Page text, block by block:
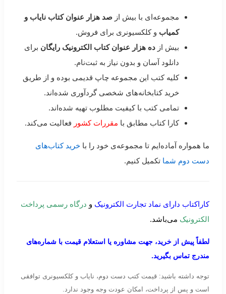
مجموعه‌ای با بیش از صد هزار عنوان کتاب نایاب و
کمیاب و کلکسیونری برای فروش.
بیش از ده هزار عنوان کتاب الکترونیک رایگان برای
دانلود آسان و بدون نیاز به ثبت‌نام.
کلیه کتب این مجموعه چاپ قدیمی بوده و از طریق
خرید کتابخانه‌های شخصی گردآوری شده‌اند.
تمامی کتب با کیفیت مطلوب تهیه شده‌اند.
کارا کتاب مطابق با مقررات کشور فعالیت می‌کند.
ما همواره آماده‌ایم تا مجموعه‌ی خود را با خرید کتاب‌های
دست دوم شما تکمیل کنیم.
کاراکتاب دارای نماد تجارت الکترونیک و درگاه رسمی پرداخت
الکترونیک می‌باشد.
لطفاً پیش از خرید، جهت مشاوره یا استعلام قیمت با شماره‌های
مندرج تماس بگیرید.
توجه داشته باشید: قیمت کتب دست دوم، نایاب و کلکسیونری توافقی
است و پس از پرداخت، امکان عودت وجه وجود ندارد.